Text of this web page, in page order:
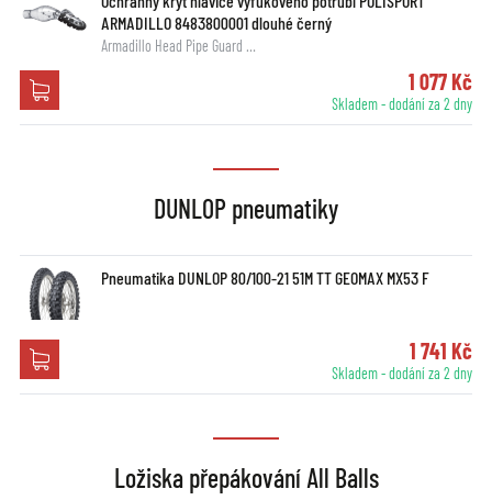
ARMADILLO 8483800001 dlouhé černý
Armadillo Head Pipe Guard …
1 077 Kč
Skladem - dodání za 2 dny
DUNLOP pneumatiky
Pneumatika DUNLOP 80/100-21 51M TT GEOMAX MX53 F
1 741 Kč
Skladem - dodání za 2 dny
Ložiska přepákování All Balls